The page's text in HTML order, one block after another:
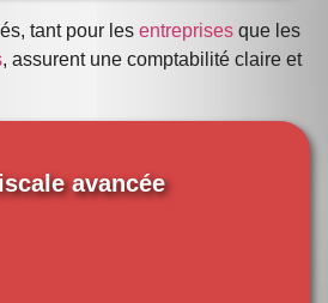
tant pour les entreprises que les
, assurent une comptabilité claire et
avancée